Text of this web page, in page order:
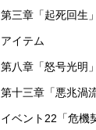
第三章「起死回生」
アイテム
第八章「怒号光明」
第十三章「悪兆渦流
イベント22「危機